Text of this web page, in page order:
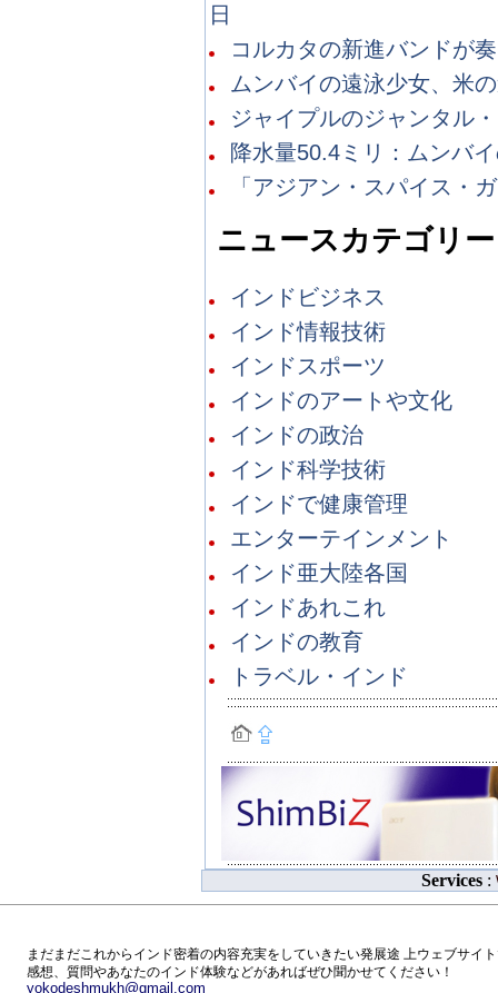
日
コルカタの新進バンドが
ムンバイの遠泳少女、米
ジャイプルのジャンタル
降水量50.4ミリ：ムンバ
「アジアン・スパイス・
ニュースカテゴリー
インドビジネス
インド情報技術
インドスポーツ
インドのアートや文化
インドの政治
インド科学技術
インドで健康管理
エンターテインメント
インド亜大陸各国
インドあれこれ
インドの教育
トラベル・インド
Services :
まだまだこれからインド密着の内容充実をしていきたい発展途 上ウェブサイ
感想、質問やあなたのインド体験などがあればぜひ聞かせてください！
yokodeshmukh@gmail.com